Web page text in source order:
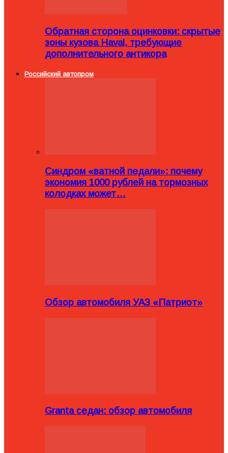
Обратная сторона оцинковки: скрытые
зоны кузова Haval, требующие
дополнительного антикора
Российский автопром
Синдром «ватной педали»: почему
экономия 1000 рублей на тормозных
колодках может…
Обзор автомобиля УАЗ «Патриот»
Granta седан: обзор автомобиля